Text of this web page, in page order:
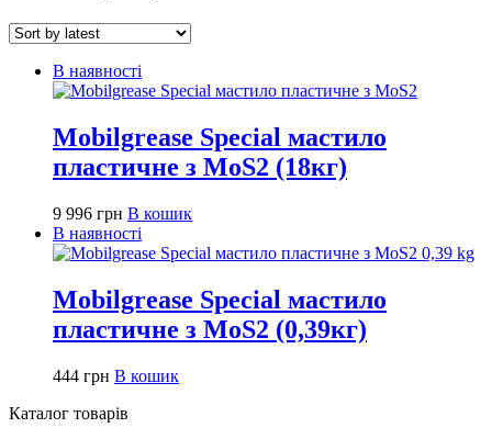
В наявності
Mobilgrease Special мастило
пластичне з MoS2 (18кг)
9 996 грн В кошик
В наявності
Mobilgrease Special мастило
пластичне з MoS2 (0,39кг)
444 грн В кошик
Каталог товарів